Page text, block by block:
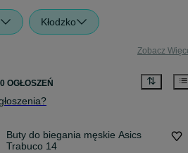
Kłodzko
Zobacz
OGŁOSZEŃ
Buty do biegania męskie Asics
Trabuco 14